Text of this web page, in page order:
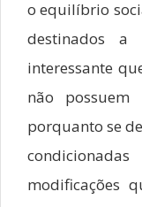
o equilíbrio
destinados a
interessante
não possuem
porquanto se
modificações